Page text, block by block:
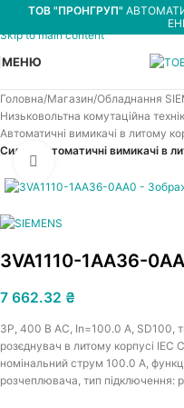
Skip to navigation
Skip to main content
ТОВ "ПРОНГРУП"
МЕНЮ
Головна Магазин Обладнання
Низьковольтна комутаційна
Автоматичні вимикачі в литому
Силові автоматичні вимикачі в
3VA1110-1AA36-
7 662.32 ₴
3P, 400 В АС, In=100.0 A, SD100,
розєднувач в литому корпусі
номінальний струм 100.0 A,
розчеплювача, тип підключення: